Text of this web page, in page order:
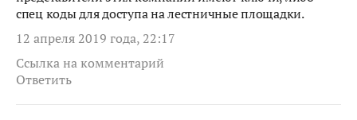
спец коды для доступа на лестничные площадки.
12 апреля 2019 года, 22:17
Ссылка на комментарий
Ответить